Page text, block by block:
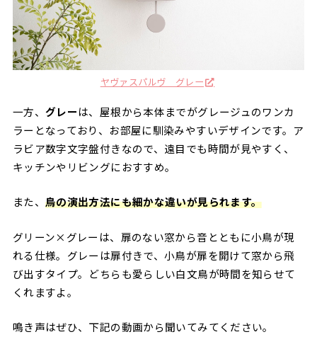
ヤヴァスパルヴ グレー
一方、グレーは、屋根から本体までがグレージュのワンカ
ラーとなっており、お部屋に馴染みやすいデザインです。ア
ラビア数字文字盤付きなので、遠目でも時間が見やすく、
キッチンやリビングにおすすめ。
また、鳥の演出方法にも細かな違いが見られます。
グリーン×グレーは、扉のない窓から音とともに小鳥が現
れる仕様。グレーは扉付きで、小鳥が扉を開けて窓から飛
び出すタイプ。どちらも愛らしい白文鳥が時間を知らせて
くれますよ。
鳴き声はぜひ、下記の動画から聞いてみてください。